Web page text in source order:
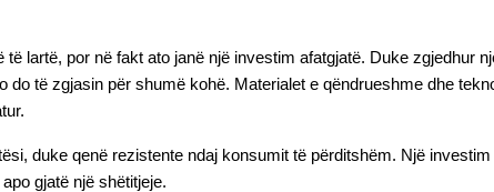
lartë, por në fakt ato janë një investim afatgjatë. Duke zgjedhur
të zgjasin për shumë kohë. Materialet e qëndrueshme dhe
duke qenë rezistente ndaj konsumit të përditshëm. Një
gjatë një shëtitjeje.